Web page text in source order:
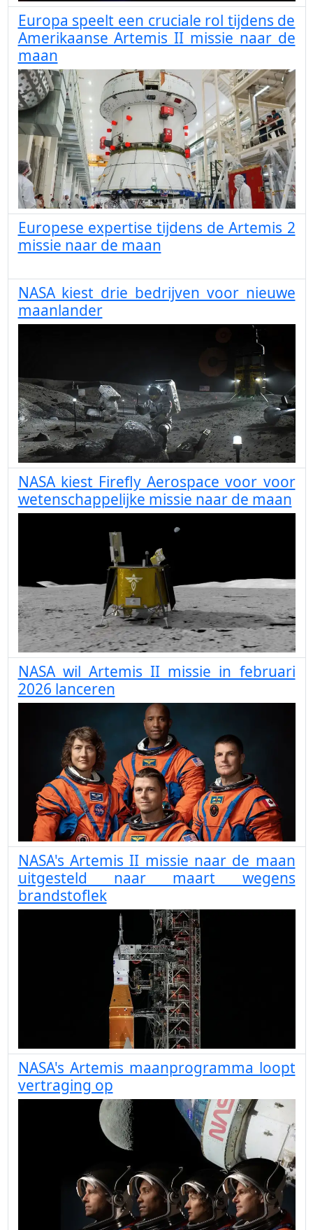
Europa speelt een cruciale rol tijdens de
Amerikaanse Artemis II missie naar de
maan
Europese expertise tijdens de Artemis 2
missie naar de maan
NASA kiest drie bedrijven voor nieuwe
maanlander
NASA kiest Firefly Aerospace voor voor
wetenschappelijke missie naar de maan
NASA wil Artemis II missie in februari
2026 lanceren
NASA's Artemis II missie naar de maan
uitgesteld naar maart wegens
brandstoflek
NASA's Artemis maanprogramma loopt
vertraging op